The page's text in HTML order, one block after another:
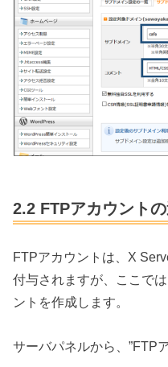
2.2 FTPアカウント
FTPアカウントは、X
付与されますが、ここで
ントを作成します。
サーバパネルから、”FTP